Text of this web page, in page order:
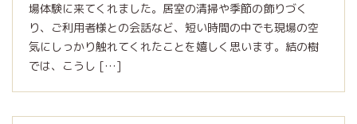
場体験に来てくれました。居室の清掃や季節の飾りづく
り、ご利用者様との会話など、短い時間の中でも現場の空
気にしっかり触れてくれたことを嬉しく思います。結の樹
では、こうし […]